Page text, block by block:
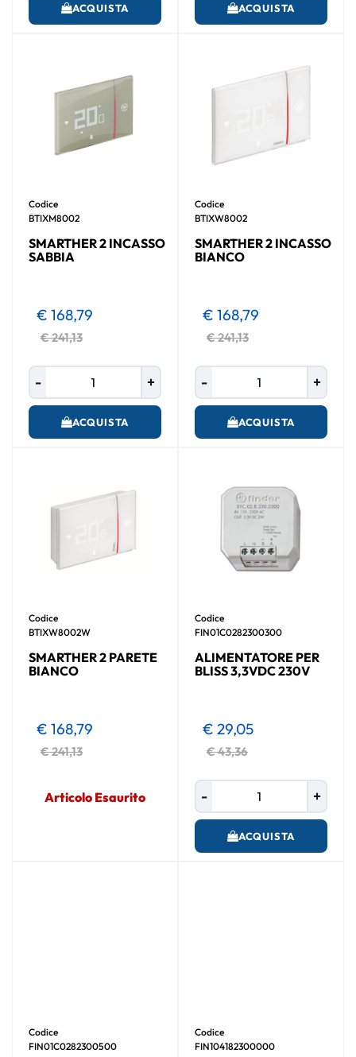
ACQUISTA ACQUISTA
Codice
BTIXM8002
SMARTHER 2 INCASSO
SABBIA
€ 241,13
€ 168,79
ACQUISTA
Codice
BTIXW8002
SMARTHER 2 INCASSO
BIANCO
€ 241,13
€ 168,79
ACQUISTA
Codice
BTIXW8002W
SMARTHER 2 PARETE
BIANCO
€ 241,13
€ 168,79
Articolo Esaurito
Codice
FIN01C0282300300
ALIMENTATORE PER
BLISS 3,3VDC 230V
€ 43,36
€ 29,05
ACQUISTA
Codice
FIN01C0282300500
Codice
FIN104182300000